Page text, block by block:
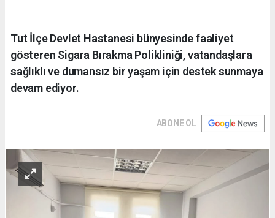
Tut İlçe Devlet Hastanesi bünyesinde faaliyet
gösteren Sigara Bırakma Polikliniği, vatandaşlara
sağlıklı ve dumansız bir yaşam için destek sunmaya
devam ediyor.
ABONE OL